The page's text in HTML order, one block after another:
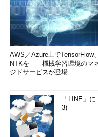
AWS／Azure上でTensorFlow
NTKを――機械学習環境のマ
ジドサービスが登場
「LINE」
3)